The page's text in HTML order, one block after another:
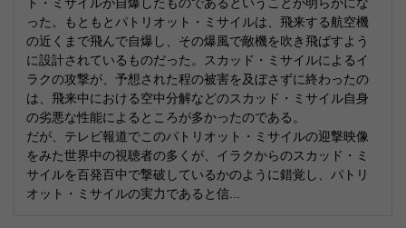
った。もともとパトリオット・ミサイルは、飛来する航空機
の近くまで飛んで自爆し、その爆風で敵機を吹き飛ばすよう
に設計されているものだった。スカッド・ミサイルによるイ
ラクの攻撃が、予想された程の被害を及ぼさずに終わったの
は、飛来中における空中分解などのスカッド・ミサイル自身
の劣悪な性能によるところが多かったのである。
だが、テレビ報道でこのパトリオット・ミサイルの迎撃映像
をみた世界中の視聴者の多くが、イラクからのスカッド・ミ
サイルを百発百中で撃破しているかのように錯覚し、パトリ
オット・ミサイルの実力であると信...